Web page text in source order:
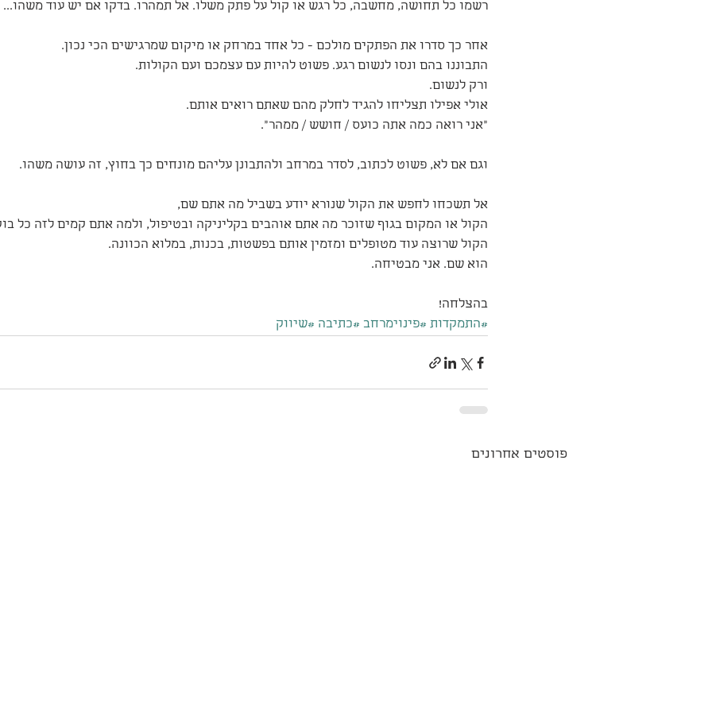
רשמו כל תחושה, מחשבה, כל רגש או קול על פתק משלו. אל תמהרו. בדקו אם יש עוד משהו...
אחר כך סדרו את הפתקים מולכם - כל אחד במרחק או מיקום שמרגישים הכי נכון.
התבוננו בהם ונסו לנשום רגע. פשוט להיות עם עצמכם ועם הקולות.
ורק לנשום.
אולי אפילו תצליחו להגיד לחלק מהם שאתם רואים אותם.
"אני רואה כמה אתה כועס / חושש / ממהר".
וגם אם לא, פשוט לכתוב, לסדר במרחב ולהתבונן עליהם מונחים כך בחוץ, זה עושה משהו.
אל תשכחו לחפש את הקול שנורא יודע בשביל מה אתם שם,
הקול או המקום בגוף שזוכר מה אתם אוהבים בקליניקה ובטיפול, ולמה אתם קמים לזה כל
הקול שרוצה עוד מטופלים ומזמין אותם בפשטות, בכנות, במלוא הכוונה.
הוא שם. אני מבטיחה.
בהצלחה!
#התמקדות #פינוימרחב #כתיבה #שיווק
פוסטים אחרונים